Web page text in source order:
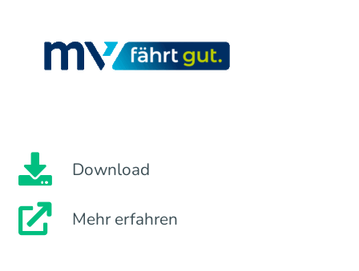
Download
Mehr erfahren